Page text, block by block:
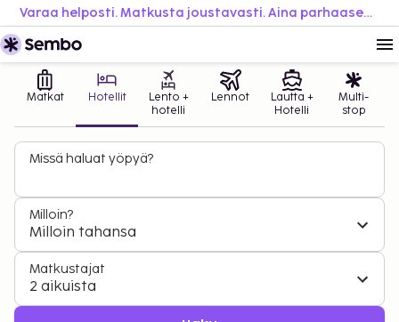
Varaa helposti. Matkusta joustavasti. Aina parhaaseen hintaan.
Matkat Hotellit
Lento +
hotelli
Lennot
Lautta +
Hotelli
Multi-
stop
Missä haluat yöpyä?
Milloin?
Milloin tahansa
Matkustajat
2 aikuista